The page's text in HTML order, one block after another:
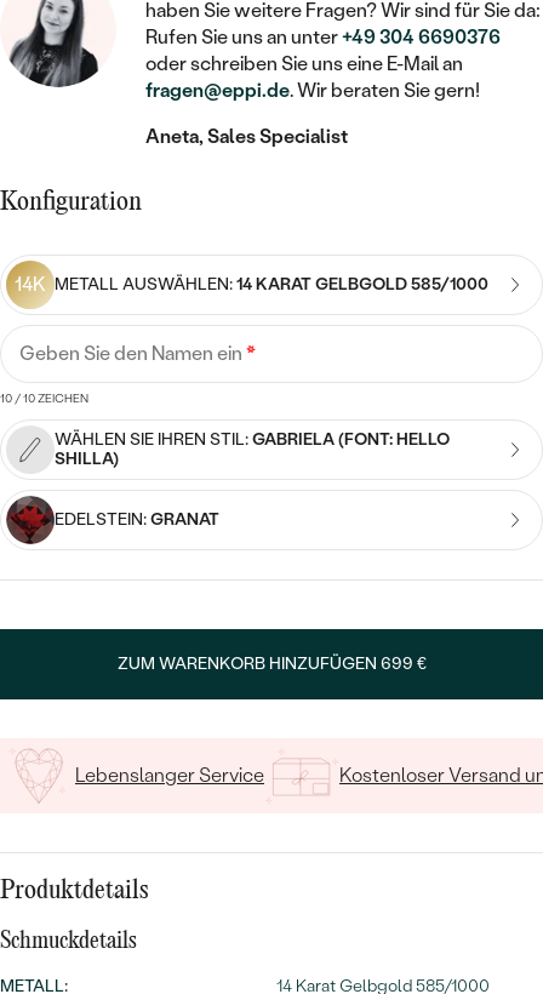
MIT FÜLLUNG
IM SET
GÜNSTIG
LUXURIÖSE
Meistverkaufte
Eheringe
ANSCHAUEN
LAB GROWN DIAMANTEN ZUM
EINFASSEN
FARBIGE DIAMANTEN ZUM EINFASSEN
NACH EDELSTEIN
MIT DIAMANT
MIT LAB GROWN DIAMANT
MIT MOISSANIT
MIT FARBIGEN DIAMANTEN
MIT SCHWARZEN DIAMANTEN
MIT SALT AND PEPPER DIAMANTEN
PLATIN
SILBER
SCHMUCK FÜR KINDER
BROSCHEN
SCHMUCKZUBEHÖR
GOLD
SILBER
PLATIN
NACH STEIN
DIAMANTSCHMUCK
EDELSTEINSCHMUCK
SCHMUCK MIT LAB GROWN
PERLENSCHMUCK
PERSONALISIERT
SYMBOLISCH
MINIMALISTISCH
KINDER
PIERCINGS
MIT DIAMANT
MIT EDELSTEIN
PERLENOHRRINGE
NACH PREIS
PREISWERTE
LUXURIÖSE
MEDAILLON
KETTEN
MIT TIEREN
NACH EDELSTEIN
MIT DIAMANT
MIT EDELSTEIN
PERLENKETTEN
NACH PREIS
PREISWERTE
SIEGELRINGE
NACH EDELSTEIN
MIT DIAMANT
MIT EDELSTEIN
PERLENRINGE
NACH PREIS
PREISWERTE
LUXURIÖSE
haben Sie weitere Fragen? Wir sind für Sie da:
Rufen Sie uns an unter+49 304 6690376
oder schreiben Sie uns eine E-Mail an
fragen@eppi.de. Wir beraten Sie gern!
Aneta, Sales Specialist
Konfiguration
14K METALL AUSWÄHLEN:14 KARAT GELBGOLD 585/1000
Geben Sie den Namen ein *
10 / 10 ZEICHEN
WÄHLEN SIE IHREN STIL:GABRIELA (FONT: HELLO
SHILLA)
EDELSTEIN:GRANAT
ZUM WARENKORB HINZUFÜGEN 699 €
Lebenslanger Service Kostenloser Versand
Produktdetails
Schmuckdetails
METALL:
14 Karat Gelbgold 585/1000